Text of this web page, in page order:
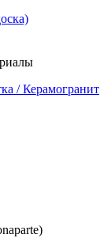
/ Керамогранит